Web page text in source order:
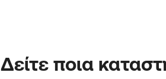
Δείτε ποια